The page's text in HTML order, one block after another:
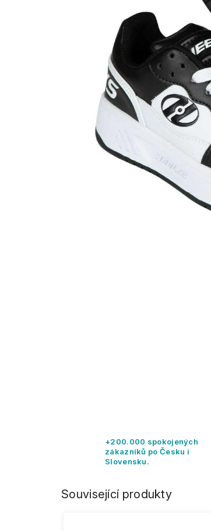
+200.000 spokojených
zákazníků po Česku i
Slovensku.
Související produkty